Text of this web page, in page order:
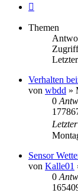
Themen
Verhalten
von wbdd »
0
Sensor
von Kalle01
0